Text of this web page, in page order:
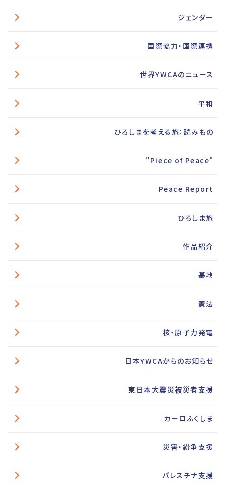
ジェンダー
国際協力・国際連携
世界YWCAのニュース
平和
ひろしまを考える旅：読みもの
"Piece of Peace"
Peace Report
ひろしま旅
作品紹介
基地
憲法
核・原子力発電
日本YWCAからのお知らせ
東日本大震災被災者支援
カーロふくしま
災害・紛争支援
パレスチナ支援